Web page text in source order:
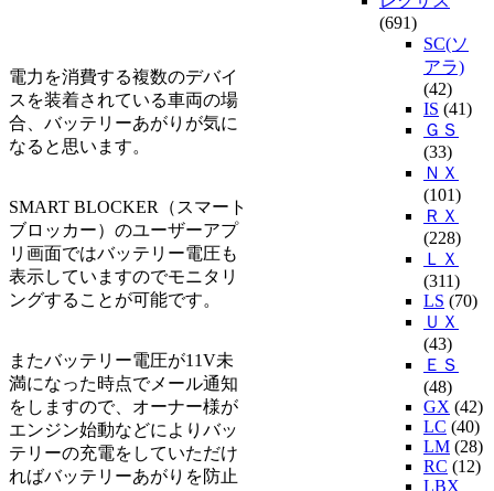
電力を消費する複数のデバイ
スを装着されている車両の場
合、バッテリーあがりが気に
なると思います。
SMART BLOCKER（スマート
ブロッカー）のユーザーアプ
リ画面ではバッテリー電圧も
表示していますのでモニタリ
ングすることが可能です。
またバッテリー電圧が11V未
満になった時点でメール通知
をしますので、オーナー様が
エンジン始動などによりバッ
テリーの充電をしていただけ
ればバッテリーあがりを防止
(691)
SC(ソ
アラ)
(42)
IS (41)
ＧＳ
(33)
ＮＸ
(101)
ＲＸ
(228)
ＬＸ
(311)
LS (70)
ＵＸ
(43)
ＥＳ
(48)
GX (42)
LC (40)
LM (28)
RC (12)
LBX